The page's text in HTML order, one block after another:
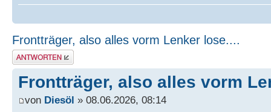
Frontträger, also alles vorm Lenker lose....
Antwort schreiben
Frontträger, also alles vorm
von Diesöl » 08.06.2026, 08:14